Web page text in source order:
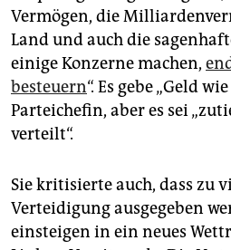
Vermögen, die
Land und auch die
einige Konzerne machen,
besteuern“. Es gebe „Geld
Parteichefin, aber es sei
verteilt“.
Sie kritisierte auch, dass zu
Verteidigung ausgegeben
einsteigen in ein neues